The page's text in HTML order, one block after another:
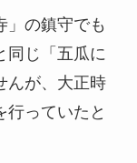
」の鎮守でも
同じ「五瓜に
んが、大正時
行っていたと